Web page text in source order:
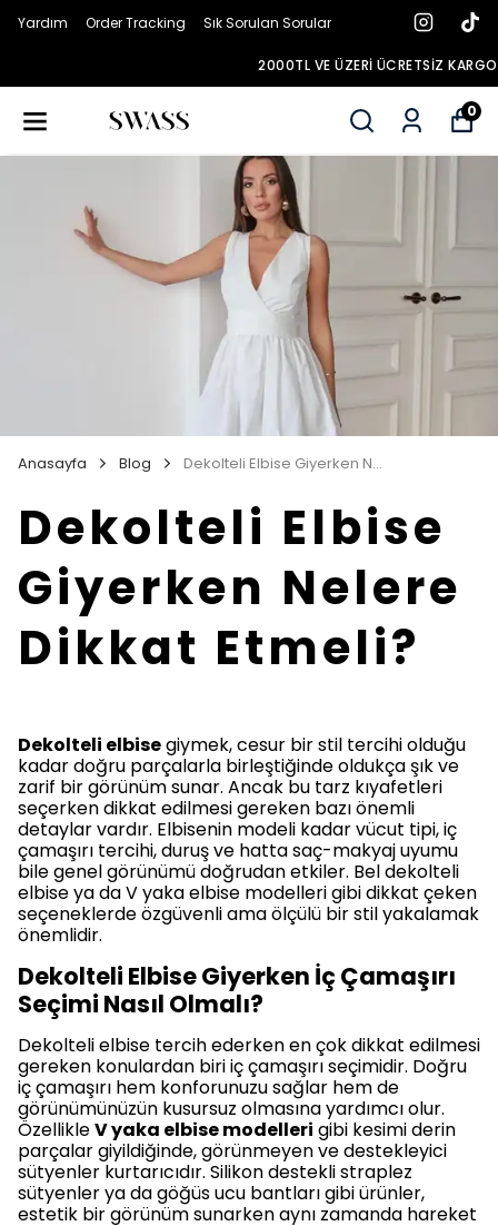
Yardım Order Tracking Sık Sorulan Sorular
2000TL VE ÜZERI ÜCRETSIZ KARGO
0
Anasayfa Blog Dekolteli Elbise Giyerken Nelere Dikkat Etmeli?
Dekolteli Elbise
Giyerken Nelere
Dikkat Etmeli?
Dekolteli elbisegiymek, cesur bir stil tercihi olduğu
kadar doğru parçalarla birleştiğinde oldukça şık ve
zarif bir görünüm sunar. Ancak bu tarz kıyafetleri
seçerken dikkat edilmesi gereken bazı önemli
detaylar vardır. Elbisenin modeli kadar vücut tipi, iç
çamaşırı tercihi, duruş ve hatta saç-makyaj uyumu
bile genel görünümü doğrudan etkiler. Bel dekolteli
elbise ya da V yaka elbise modelleri gibi dikkat çeken
seçeneklerde özgüvenli ama ölçülü bir stil yakalamak
önemlidir.
Dekolteli Elbise Giyerken İç Çamaşırı
Seçimi Nasıl Olmalı?
Dekolteli elbise tercih ederken en çok dikkat edilmesi
gereken konulardan biri iç çamaşırı seçimidir. Doğru
iç çamaşırı hem konforunuzu sağlar hem de
görünümünüzün kusursuz olmasına yardımcı olur.
ÖzellikleV yaka elbise modelleri gibi kesimi derin
parçalar giyildiğinde, görünmeyen ve destekleyici
sütyenler kurtarıcıdır. Silikon destekli straplez
sütyenler ya da göğüs ucu bantları gibi ürünler,
estetik bir görünüm sunarken aynı zamanda hareket